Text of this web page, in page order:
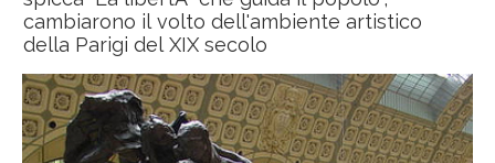
cambiarono il volto dell'ambiente artistico
della Parigi del XIX secolo